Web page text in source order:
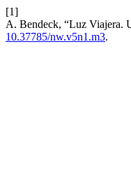
[1]
A. Bendeck, “Luz Viajera.
10.37785/nw.v5n1.m3.